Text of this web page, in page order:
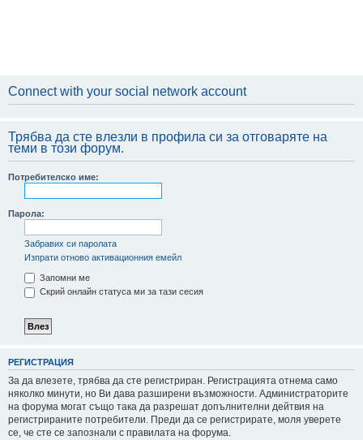
Connect with your social network account
Трябва да сте влезли в профила си за отговаряте на
теми в този форум.
Потребителско име:
Парола:
Забравих си паролата
Изпрати отново активационния емейл
Запомни ме
Скрий онлайн статуса ми за тази сесия
РЕГИСТРАЦИЯ
За да влезете, трябва да сте регистриран. Регистрацията отнема само
няколко минути, но Ви дава разширени възможности. Администраторите
на форума могат също така да разрешат допълнителни дейтвия на
регистрираните потребители. Преди да се регистрирате, моля уверете
се, че сте се запознали с правилата на форума.